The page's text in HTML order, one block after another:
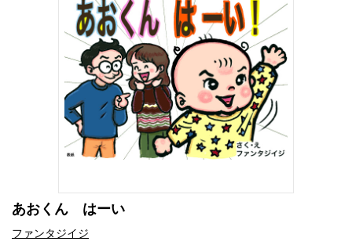
あおくん はーい
ファンタジイジ